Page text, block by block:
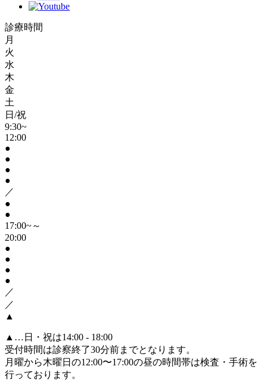
診療時間
月
火
水
木
金
土
日/祝
9:30~
12:00
●
●
●
●
／
●
●
17:00~～
20:00
●
●
●
●
／
／
▲
▲ …日・祝は14:00 - 18:00
受付時間は診察終了30分前までとなります。
月曜から木曜日の12:00〜17:00の昼の時間帯は検査・手術を
行っております。